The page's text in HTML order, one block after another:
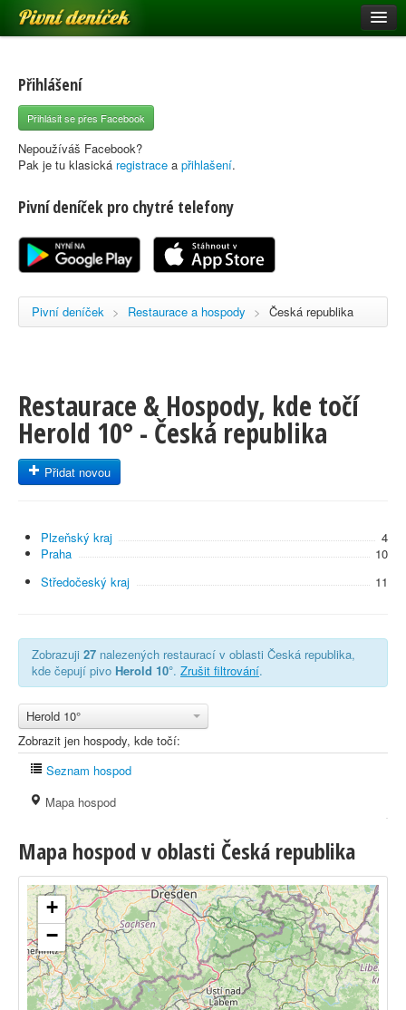
Pivní deníček
Pivní mapa
Pivní značky
Nápověda
Registrace
Přihlášení
Přihlásit se přes Facebook
Nepoužíváš Facebook?
Pak je tu klasická registrace a přihlašení.
Pivní deníček pro chytré telefony
Pivní deníček > Restaurace a hospody > Česká republika
Restaurace & Hospody, kde točí
Herold 10° - Česká republika
Přidat novou
Plzeňský kraj
4
Praha
10
Středočeský kraj
11
Zobrazuji 27 nalezených restaurací v oblasti Česká republika,
kde čepují pivo Herold 10°. Zrušit filtrování.
Herold 10°
Zobrazit jen hospody, kde točí:
Seznam hospod
Mapa hospod
Mapa hospod v oblasti Česká republika
+
−